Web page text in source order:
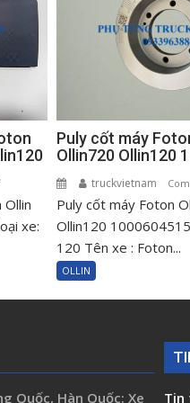
on
Nắp
hộp
lô
720
xe:
Puly cốt máy
Ollin720 Ollin120
truckvietnam
Puly cốt máy Foton
Ollin120
120 Tên xe : Foton...
OLLIN
Quốc, Hàn Quốc: Xe Tin